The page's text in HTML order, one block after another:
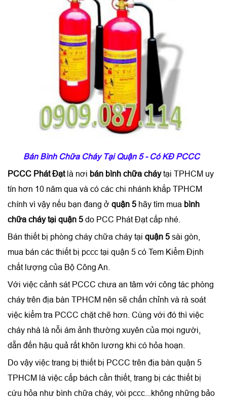
Bán Bình Chữa Cháy Tại Quận 5 - Có KĐ PCCC
PCCC Phát Đạt là nơi bán bình chữa cháytại TPHCM uy
tín hơn 10 năm qua và có các chi nhánh khắp TPHCM
chính vì vậy nếu bạn đang ở quận 5 hãy tìm mua bình
chữa cháy tại quận 5 do PCC Phát Đạt cấp nhé.
Bán thiết bị phòng cháy chữa cháy tại quận 5 sài gòn,
mua bán các thiết bị pccc tại quận 5 có Tem Kiểm Định
chất lượng của Bộ Công An.
Với việc cảnh sát PCCC chưa an tâm với công tác phòng
cháy trên địa bàn TPHCM nên sẽ chấn chỉnh và rà soát
việc kiểm tra PCCC chặt chẽ hơn. Cùng với đó thì việc
cháy nhà là nỗi ám ảnh thường xuyên của mọi người,
dẫn đến hậu quả rất khôn lương khi có hỏa hoạn.
Do vậy việc trang bị thiết bị PCCC trên địa bàn quận 5
TPHCM là việc cấp bách cần thiết, trang bị các thiết bị
cứu hỏa như bình chữa cháy, vòi pccc...không những bảo